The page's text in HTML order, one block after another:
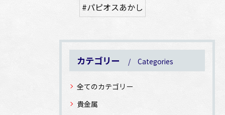
#パピオスあかし
カテゴリー Categories
全てのカテゴリー
貴金属